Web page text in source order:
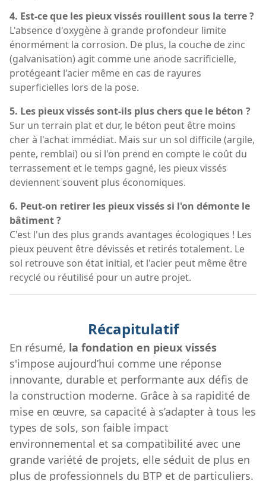
4. Est-ce que les pieux vissés rouillent sous la terre ?
L'absence d'oxygène à grande profondeur limite
énormément la corrosion. De plus, la couche de zinc
(galvanisation) agit comme une anode sacrificielle,
protégeant l'acier même en cas de rayures
superficielles lors de la pose.
5. Les pieux vissés sont-ils plus chers que le béton ?
Sur un terrain plat et dur, le béton peut être moins
cher à l'achat immédiat. Mais sur un sol difficile (argile,
pente, remblai) ou si l'on prend en compte le coût du
terrassement et le temps gagné, les pieux vissés
deviennent souvent plus économiques.
6. Peut-on retirer les pieux vissés si l'on démonte le
bâtiment ?
C'est l'un des plus grands avantages écologiques ! Les
pieux peuvent être dévissés et retirés totalement. Le
sol retrouve son état initial, et l'acier peut même être
recyclé ou réutilisé pour un autre projet.
Récapitulatif
En résumé, la fondation en pieux vissés
s'impose aujourd’hui comme une réponse
innovante, durable et performante aux défis de
la construction moderne. Grâce à sa rapidité de
mise en œuvre, sa capacité à s’adapter à tous les
types de sols, son faible impact
environnemental et sa compatibilité avec une
grande variété de projets, elle séduit de plus en
plus de professionnels du BTP et de particuliers.